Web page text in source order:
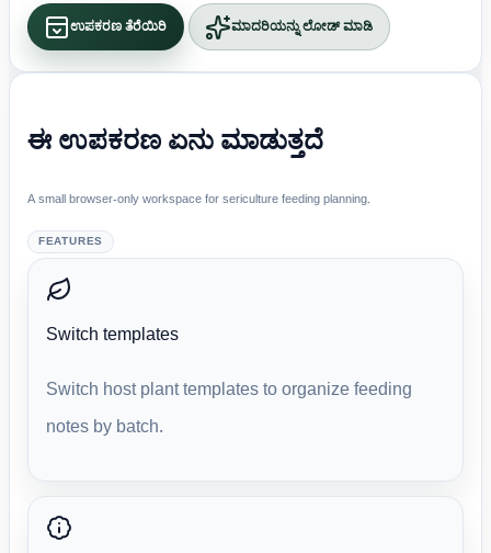
ಉಪಕರಣ ತೆರೆಯಿರಿ ಮಾದರಿಯನ್ನು ಲೋಡ್ ಮಾಡಿ
ಈ ಉಪಕರಣ ಏನು ಮಾಡುತ್ತದೆ
A small browser-only workspace for sericulture feeding planning.
FEATURES
Switch templates
Switch host plant templates to organize feeding
notes by batch.